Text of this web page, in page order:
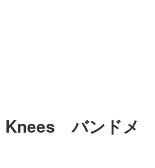
Knees バンドメ